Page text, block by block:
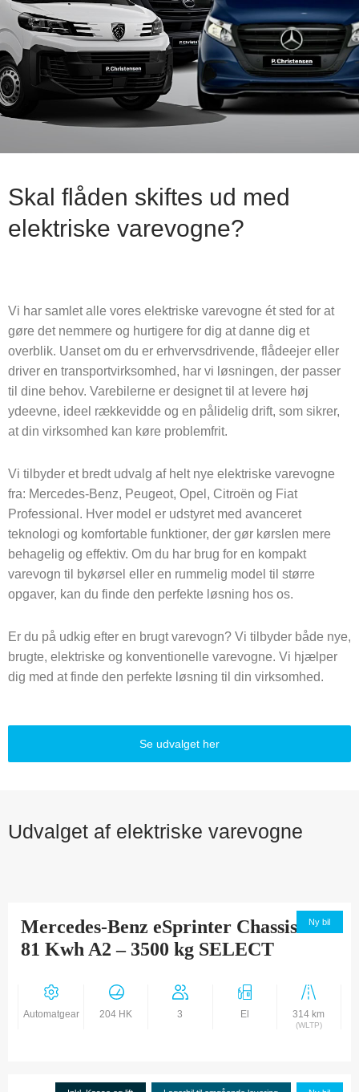
Skal flåden skiftes ud med
elektriske varevogne?
Vi har samlet alle vores elektriske varevogne ét sted for at
gøre det nemmere og hurtigere for dig at danne dig et
overblik. Uanset om du er erhvervsdrivende, flådeejer eller
driver en transportvirksomhed, har vi løsningen, der passer
til dine behov. Varebilerne er designet til at levere høj
ydeevne, ideel rækkevidde og en pålidelig drift, som sikrer,
at din virksomhed kan køre problemfrit.
Vi tilbyder et bredt udvalg af helt nye elektriske varevogne
fra: Mercedes-Benz, Peugeot, Opel, Citroën og Fiat
Professional. Hver model er udstyret med avanceret
teknologi og komfortable funktioner, der gør kørslen mere
behagelig og effektiv. Om du har brug for en kompakt
varevogn til bykørsel eller en rummelig model til større
opgaver, kan du finde den perfekte løsning hos os.
Er du på udkig efter en brugt varevogn? Vi tilbyder både nye,
brugte, elektriske og konventionelle varevogne. Vi hjælper
dig med at finde den perfekte løsning til din virksomhed.
Se udvalget her
Udvalget af elektriske varevogne
Ny bil
Mercedes-Benz eSprinter Chassis 320
81 Kwh A2 – 3500 kg SELECT
Automatgear 204 HK 3 El 314 km
(WLTP)